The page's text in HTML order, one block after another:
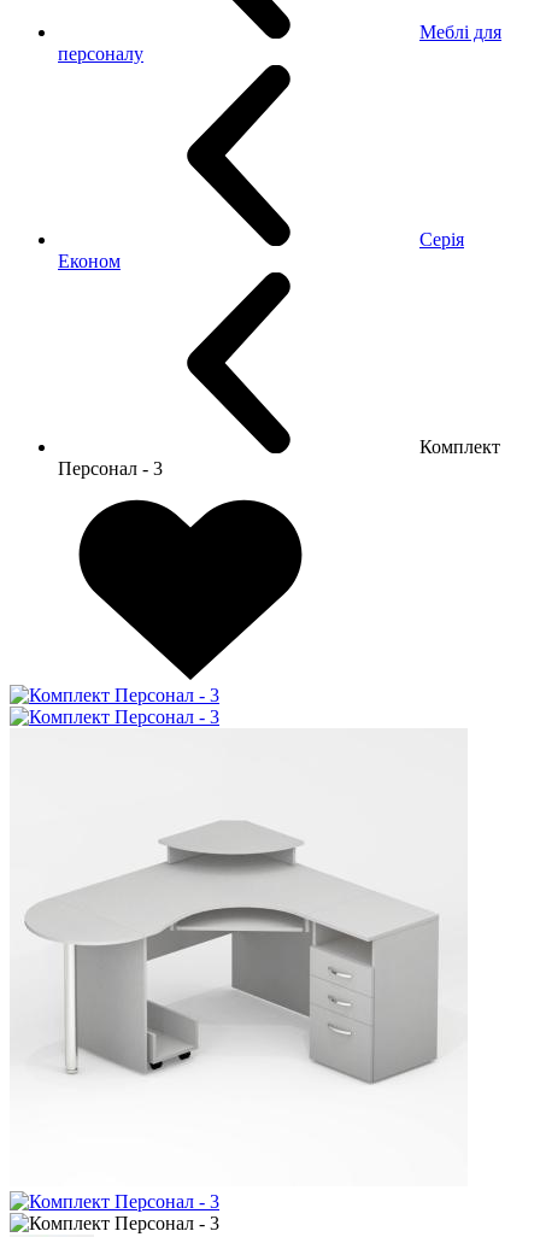
Меблі для
персоналу
Серія
Економ
Комплект
Персонал - 3